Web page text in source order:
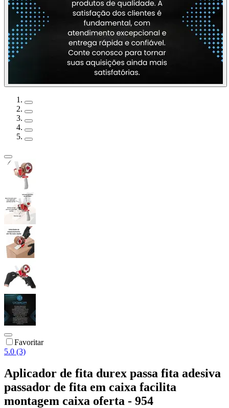
Favoritar
5.0 (3)
Aplicador de fita durex passa fita adesiva
passador de fita em caixa facilita
montagem caixa oferta - 954